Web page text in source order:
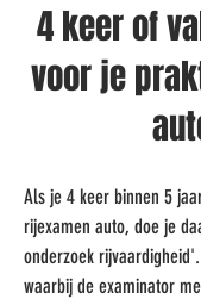
4 keer of
voor je
Als je 4 keer binnen 5
rijexamen auto, doe je
onderzoek
waarbij de examinator